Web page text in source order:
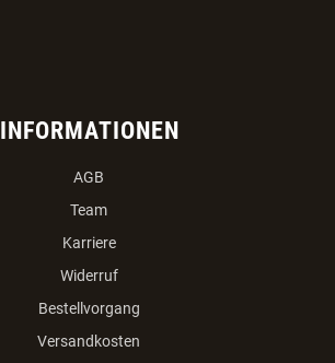
INFORMATIONEN
AGB
Team
Karriere
Widerruf
Bestellvorgang
Versandkosten